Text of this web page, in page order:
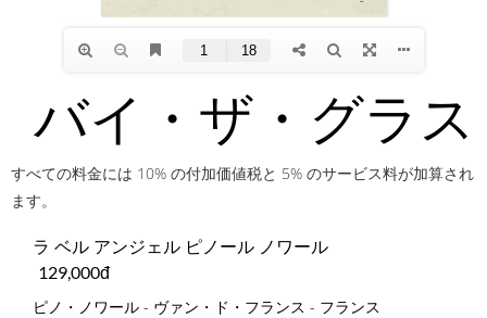
バイ・ザ・グラス
すべての料金には 10% の付加価値税と 5% のサービス料が加算され
ます。
ラ ベル アンジェル ピノール ノワール
129,000đ
ピノ・ノワール - ヴァン・ド・フランス - フランス